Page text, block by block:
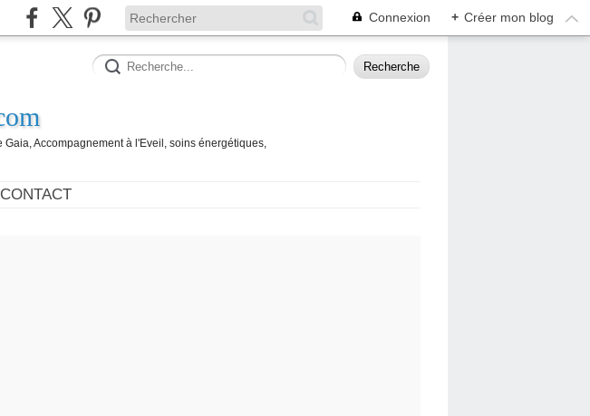
Connexion + Créer mon blog
Accompagnement à l'Eveil, soins énergétiques,
CONTACT